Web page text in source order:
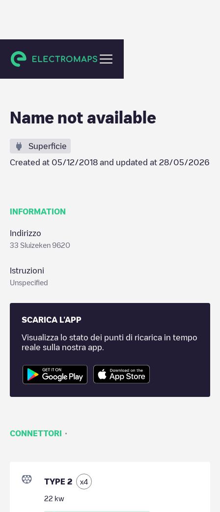
Zottegem
Name not available
Superficie
Created at 05/12/2018 and updated at 28/05/2026
INFORMATION
Indirizzo
33 Sluizeken 9620
Istruzioni
Unspecified
SCARICA L'APP
Visualizza lo stato dei punti di ricarica in tempo
reale sulla nostra app.
CONNETTORI ·
TYPE 2 x4
22 kw